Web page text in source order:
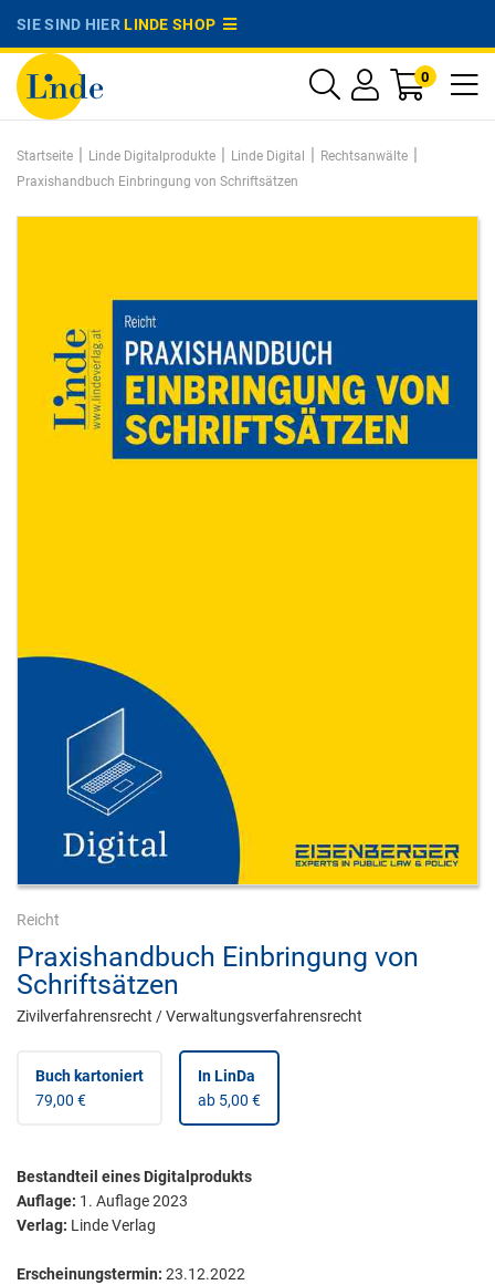
SIE SIND HIERLINDE SHOP
0
Startseite | Linde Digitalprodukte | Linde Digital | Rechtsanwälte |
Praxishandbuch Einbringung von Schriftsätzen
Reicht
Praxishandbuch Einbringung von
Schriftsätzen
Zivilverfahrensrecht / Verwaltungsverfahrensrecht
Buch kartoniert
79,00 €
In LinDa
ab 5,00 €
Bestandteil eines Digitalprodukts
Auflage: 1. Auflage 2023
Verlag: Linde Verlag
Erscheinungstermin: 23.12.2022